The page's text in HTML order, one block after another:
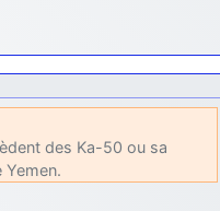
des Ka-50 ou sa